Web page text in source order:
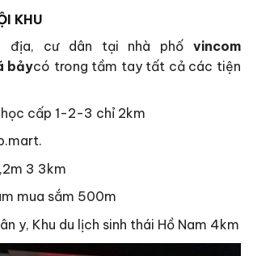
KHU
cư dân tại nhà phố vincom
bảycó trong tầm tay tất cả các tiện
cấp 1-2-3 chỉ 2km
3 3km
mua sắm 500m
y, Khu du lịch sinh thái Hồ Nam 4km